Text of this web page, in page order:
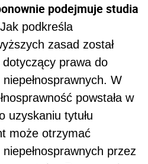
podejmuje studia
Jak podkreśla
zasad został
prawa do
W
powstała w
uzyskaniu tytułu
może otrzymać
przez